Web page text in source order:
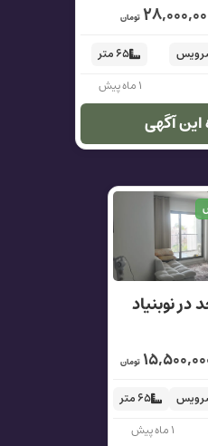
تومان
۶۵ متر
۱ ماه پیش
آگهی
نوبنیاد
تومان
۶۵ متر
۱ ماه پیش